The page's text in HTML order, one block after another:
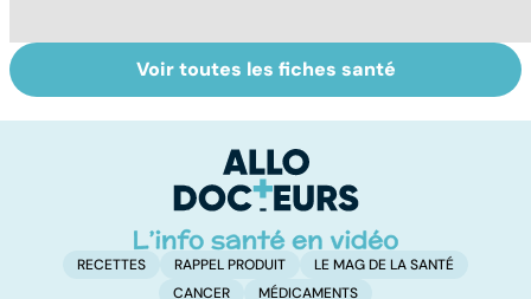
bipolaires : de
Migraines,
angoisses... : le
Voir toutes les fiches santé
RECETTES RAPPEL PRODUIT
LE MAG DE LA SANTÉ
CANCER
MÉDICAMENTS